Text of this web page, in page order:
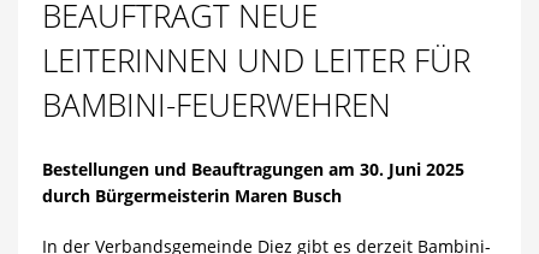
BEAUFTRAGT NEUE
LEITERINNEN UND LEITER FÜR
BAMBINI-FEUERWEHREN
Bestellungen und Beauftragungen am 30. Juni 2025
durch Bürgermeisterin Maren Busch
In der Verbandsgemeinde Diez gibt es derzeit Bambini-